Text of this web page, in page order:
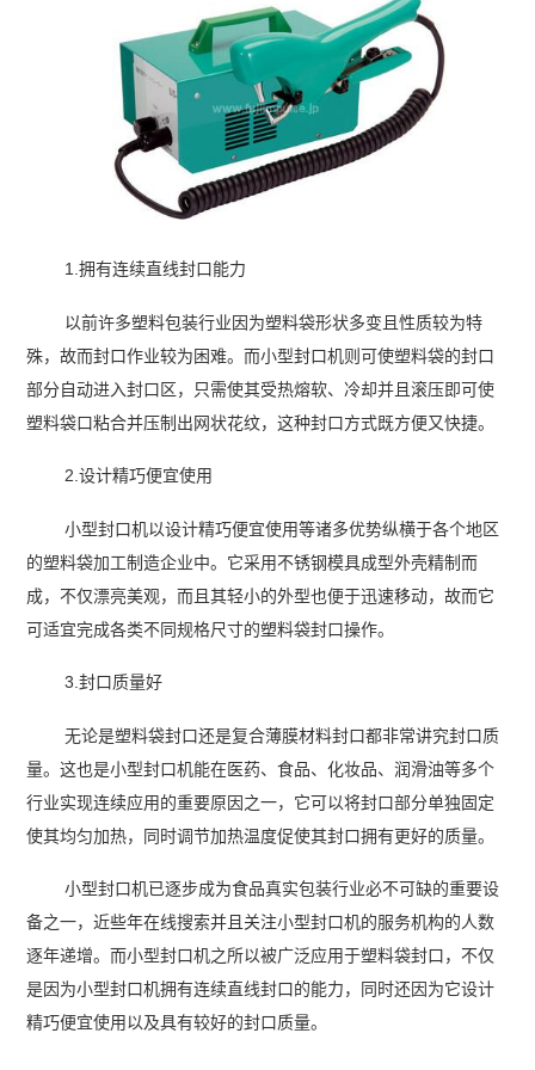
1.拥有连续直线封口能力
以前许多塑料包装行业因为塑料袋形状多变且性质较为特
殊，故而封口作业较为困难。而小型封口机则可使塑料袋的封口
部分自动进入封口区，只需使其受热熔软、冷却并且滚压即可使
塑料袋口粘合并压制出网状花纹，这种封口方式既方便又快捷。
2.设计精巧便宜使用
小型封口机以设计精巧便宜使用等诸多优势纵横于各个地区
的塑料袋加工制造企业中。它采用不锈钢模具成型外壳精制而
成，不仅漂亮美观，而且其轻小的外型也便于迅速移动，故而它
可适宜完成各类不同规格尺寸的塑料袋封口操作。
3.封口质量好
无论是塑料袋封口还是复合薄膜材料封口都非常讲究封口质
量。这也是小型封口机能在医药、食品、化妆品、润滑油等多个
行业实现连续应用的重要原因之一，它可以将封口部分单独固定
使其均匀加热，同时调节加热温度促使其封口拥有更好的质量。
小型封口机已逐步成为食品真实包装行业必不可缺的重要设
备之一，近些年在线搜索并且关注小型封口机的服务机构的人数
逐年递增。而小型封口机之所以被广泛应用于塑料袋封口，不仅
是因为小型封口机拥有连续直线封口的能力，同时还因为它设计
精巧便宜使用以及具有较好的封口质量。